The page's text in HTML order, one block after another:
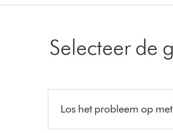
Selecteer de
Los het probleem op